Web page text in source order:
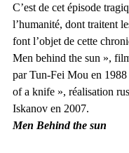
C’est de cet épisode
l’humanité, dont traitent
font l’objet de cette
Men behind the sun »,
par Tun-Fei Mou en
of a knife », réalisation
Iskanov en 2007.
Men Behind the sun